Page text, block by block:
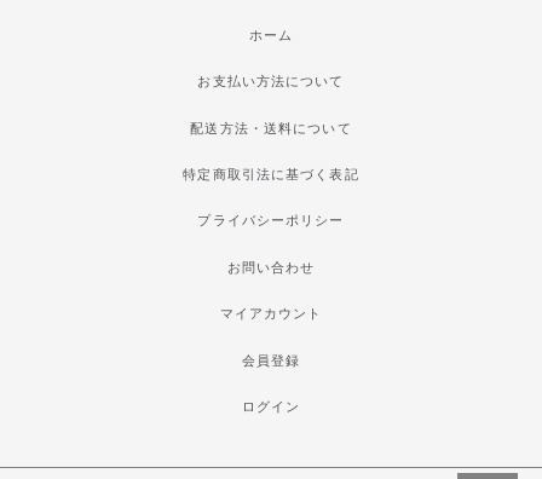
ホーム
お支払い方法について
配送方法・送料について
特定商取引法に基づく表記
プライバシーポリシー
お問い合わせ
マイアカウント
会員登録
ログイン